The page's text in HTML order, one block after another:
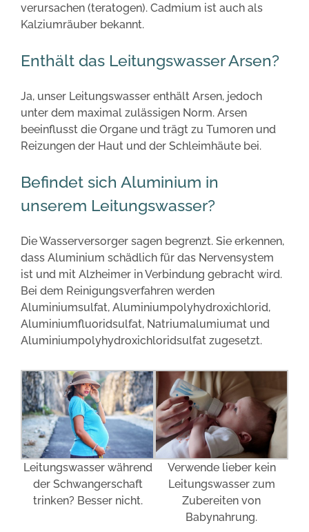
verursachen (teratogen). Cadmium ist auch als
Kalziumräuber bekannt.
Enthält das Leitungswasser Arsen?
Ja, unser Leitungswasser enthält Arsen, jedoch
unter dem maximal zulässigen Norm. Arsen
beeinflusst die Organe und trägt zu Tumoren und
Reizungen der Haut und der Schleimhäute bei.
Befindet sich Aluminium in
unserem Leitungswasser?
Die Wasserversorger sagen begrenzt. Sie erkennen,
dass Aluminium schädlich für das Nervensystem
ist und mit Alzheimer in Verbindung gebracht wird.
Bei dem Reinigungsverfahren werden
Aluminiumsulfat, Aluminiumpolyhydroxichlorid,
Aluminiumfluoridsulfat, Natriumalumiumat und
Aluminiumpolyhydroxichloridsulfat zugesetzt.
Leitungswasser während
der Schwangerschaft
trinken? Besser nicht.
Verwende lieber kein
Leitungswasser zum
Zubereiten von
Babynahrung.